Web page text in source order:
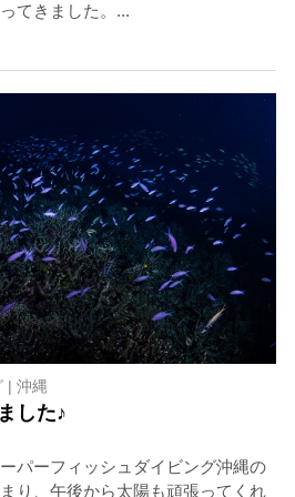
てきました。...
| 沖縄
した♪
パーフィッシュダイビング沖縄の
り、午後から太陽も頑張ってくれ